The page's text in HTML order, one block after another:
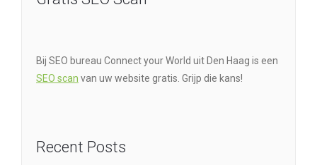
Bij SEO bureau Connect your World uit Den Haag is een
SEO scan van uw website gratis. Grijp die kans!
Recent Posts